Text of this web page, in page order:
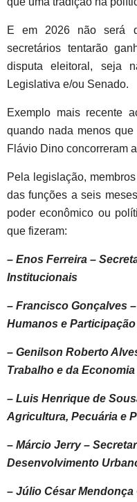
E em 2026 não será
secretários tentarão
disputa eleitoral, seja
Legislativa e/ou Senado.
Exemplo mais recente
quando nada menos
Flávio Dino concorreram
Pela legislação,
das funções a seis
poder econômico ou
que fizeram:
– Enos Ferreira –
Institucionais
– Francisco Gonçalves
Humanos e
– Genilson Roberto
Trabalho e da
– Luis Henrique de
Agricultura, Pecuária e
– Márcio Jerry –
Desenvolvimento
– Júlio César